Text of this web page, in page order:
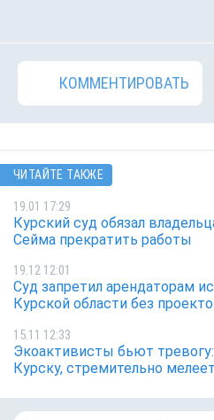
КОММЕНТИРОВАТЬ
ЧИТАЙТЕ ТАКЖЕ
19.01 17:29
Курский суд обязал
Сейма прекратить работы
19.12 12:01
Суд запретил арендаторам
Курской области без
15.11 12:33
Экоактивисты бьют
Курску, стремительно мелеет